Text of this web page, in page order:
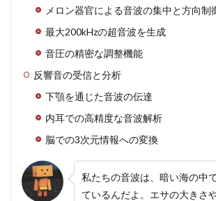
割
3.1
コミ
ケー
ショ
ンの
種類
4
コミ
ュニ
ケー
メロン器官による音波の集中と方向制
最大200kHzの超音波を生成
音圧の精密な調整機能
反響音の受信と分析
下顎を通じた音波の伝達
内耳での高精度な音波解析
脳での3次元情報への変換
私たちの音波は、暗い海の中
ているんだよ。エサの大きさ